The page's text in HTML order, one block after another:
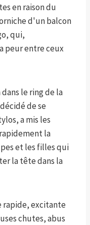
en raison du
d'un balcon
qui,
peur entre ceux
le ring de la
de se
a mis les
la
et les filles qui
la tête dans la
rapide, excitante
chutes, abus